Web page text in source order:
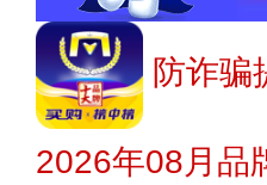
防诈骗
2026年08月品